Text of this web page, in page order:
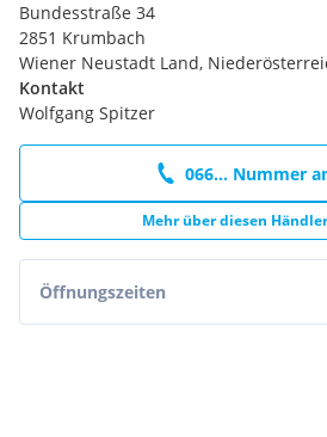
Bundesstraße 34
2851 Krumbach
Wiener Neustadt Land,
Kontakt
Wolfgang Spitzer
066... Nummer
Mehr über diesen
Öffnungszeiten